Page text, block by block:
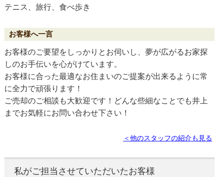
テニス、旅行、食べ歩き
お客様のご要望をしっかりとお伺いし、夢が広がるお家探
しのお手伝いを心がけています。
お客様に合った最適なお住まいのご提案が出来るように常
に全力で頑張ります！
ご売却のご相談も大歓迎です！どんな些細なことでも井上
までお気軽にお問い合わせ下さい！
＜他のスタッフの紹介も見る
私がご担当させていただいたお客様